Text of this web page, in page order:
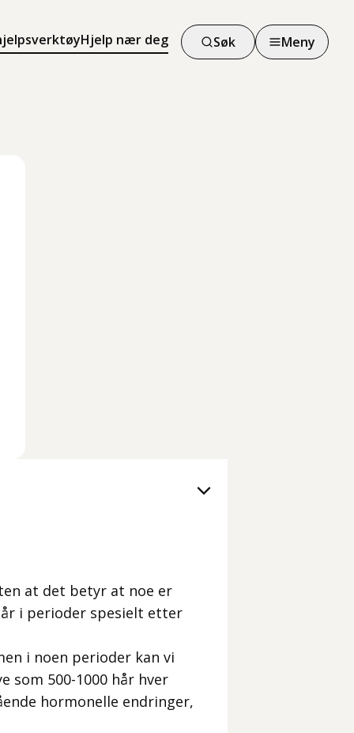
Hjelp nær deg Søk Meny
at det betyr at noe er
i perioder spesielt etter
i noen perioder kan vi
som 500-1000 hår hver
hormonelle endringer,